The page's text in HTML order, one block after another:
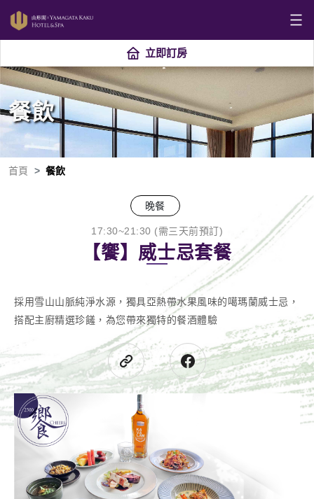
立即訂房
餐飲
首頁 餐飲
晚餐
17:30~21:30 (需三天前預訂)
【饗】威士忌套餐
採用雪山山脈純淨水源，獨具亞熱帶水果風味的噶瑪蘭威士忌，
搭配主廚精選珍饈，為您帶來獨特的餐酒體驗